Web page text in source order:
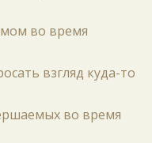
во время
взгляд куда-то
во время